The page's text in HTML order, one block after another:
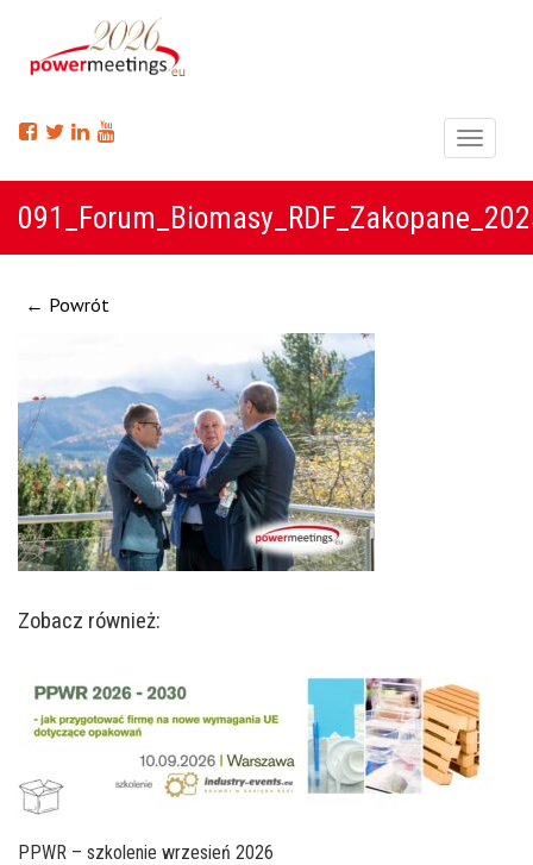
Menu
← Powrót
Zobacz również:
PPWR – szkolenie wrzesień 2026